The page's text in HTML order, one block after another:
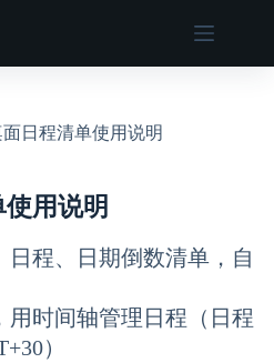
日程清单使用说明
用说明
日程、日期倒数清单，自
用时间轴管理日程（日程
）